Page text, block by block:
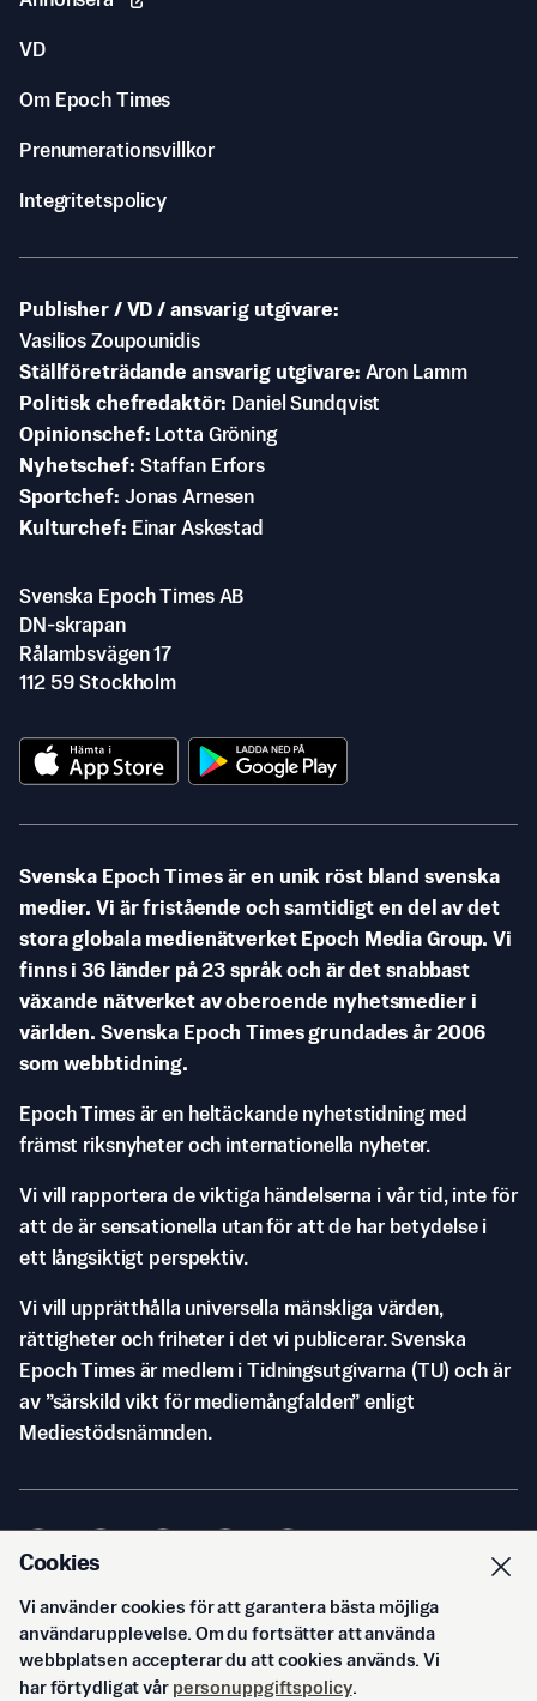
VD
Om Epoch Times
Prenumerationsvillkor
Integritetspolicy
Publisher / VD / ansvarig utgivare
Vasilios Zoupounidis
Ställföreträdande ansvarig utgivare Aron Lamm
Politisk chefredaktör
Daniel Sundqvist
Opinionschef
Lotta Gröning
Nyhetschef Staffan Erfors
Sportchef Jonas Arnesen
Kulturchef
Einar Askestad
Svenska Epoch Times AB
DN-skrapan
Rålambsvägen 17
112 59 Stockholm
Svenska Epoch Times är en unik röst bland svenska
medier. Vi är fristående och samtidigt en del av det
stora globala medienätverket Epoch Media Group. Vi
finns i 36 länder på 23 språk och är det snabbast
växande nätverket av oberoende nyhetsmedier i
världen. Svenska Epoch Times grundades år 2006
som webbtidning.
Epoch Times är en heltäckande nyhetstidning med
främst riksnyheter och internationella nyheter.
Vi vill rapportera de viktiga händelserna i vår tid, inte för
att de är sensationella utan för att de har betydelse i
ett långsiktigt perspektiv.
Vi vill upprätthålla universella mänskliga värden,
rättigheter och friheter i det vi publicerar. Svenska
Epoch Times är medlem i Tidningsutgivarna (TU) och är
av ”särskild vikt för mediemångfalden” enligt
Mediestödsnämnden.
© Svenska Epoch Times AB2026
Cookies
Vi använder cookies för att garantera bästa möjliga
användarupplevelse. Om du fortsätter att använda
webbplatsen accepterar du att cookies används. Vi
har förtydligat vår personuppgiftspolicy.